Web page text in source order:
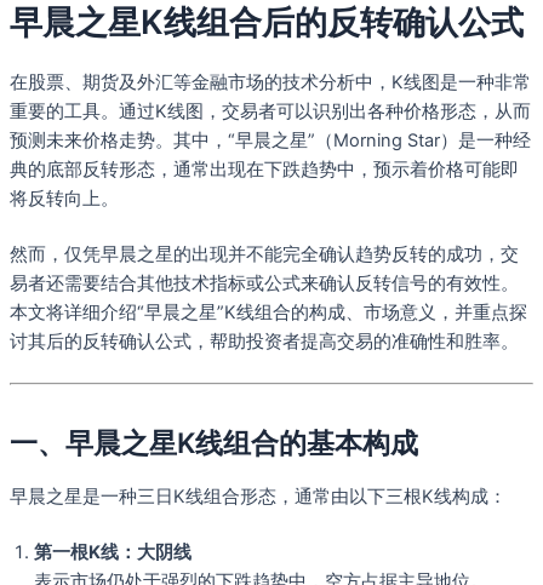
早晨之星K线组合后的反转确认公式
在股票、期货及外汇等金融市场的技术分析中，K线图是一种非常
重要的工具。通过K线图，交易者可以识别出各种价格形态，从而
预测未来价格走势。其中，“早晨之星”（Morning Star）是一种经
典的底部反转形态，通常出现在下跌趋势中，预示着价格可能即
将反转向上。
然而，仅凭早晨之星的出现并不能完全确认趋势反转的成功，交
易者还需要结合其他技术指标或公式来确认反转信号的有效性。
本文将详细介绍“早晨之星”K线组合的构成、市场意义，并重点探
讨其后的反转确认公式，帮助投资者提高交易的准确性和胜率。
一、早晨之星K线组合的基本构成
早晨之星是一种三日K线组合形态，通常由以下三根K线构成：
第一根K线：大阴线